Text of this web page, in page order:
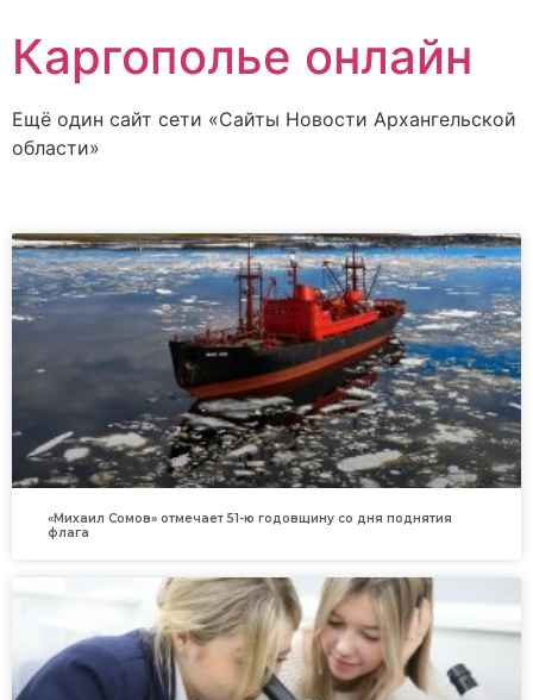
Каргополье онлайн
Ещё один сайт сети «Сайты Новости Архангельской
области»
«Михаил Сомов» отмечает 51-ю годовщину со дня поднятия
флага